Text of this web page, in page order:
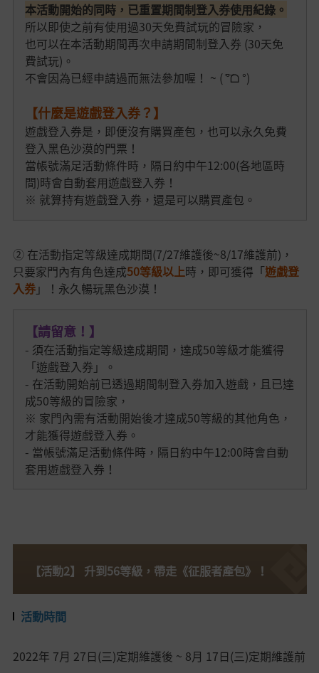
本活動開始的同時，已重置期間制登入券使用紀錄。
所以即使之前有使用過30天免費試玩的冒險家，
也可以在本活動期間再次申請期間制登入券 (30天免
費試玩)。
不會因為已經申請過而無法參加喔！ ~ ( ͠°ᗝ °)
【什麼是遊戲登入券？】
遊戲登入券是，即便沒有購買產包，也可以永久免費
登入黑色沙漠的門票！
當帳號滿足活動條件時，隔日約中午12:00(各地區時
間)時會自動套用遊戲登入券！
※ 就算持有遊戲登入券，還是可以購買產包。
② 在活動指定等級達成期間(7/27維護後~8/17維護前)，
只要家門內有角色達成50等級以上時，即可獲得「遊戲登
入券」！永久暢玩黑色沙漠！
【請留意！】
- 須在活動指定等級達成期間，達成50等級才能獲得
「遊戲登入券」。
- 在活動開始前已透過期間制登入券加入遊戲，且已達
成50等級的冒險家，
※ 家門內需有活動開始後才達成50等級的其他角色，
才能獲得遊戲登入券。
- 當帳號滿足活動條件時，隔日約中午12:00時會自動
套用遊戲登入券！
【活動2】 升到56等級，帶走《征服者產包》！
活動時間
2022年 7月 27日(三)定期維護後 ~ 8月 17日(三)定期維護前